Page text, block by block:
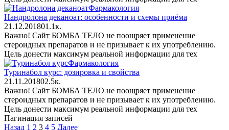
Фармакология
Нандролона деканоат: особенности и схемы приёма
21.12.201801.1к.
Важно! Сайт БОМБА ТЕЛО не поощряет применение
стероидных препаратов и не призывает к их употреблению.
Цель донести максимум реальной информации для тех
Фармакология
Туринабол курс: дозировка и свойства
21.11.201802.5к.
Важно! Сайт БОМБА ТЕЛО не поощряет применение
стероидных препаратов и не призывает к их употреблению.
Цель донести максимум реальной информации для тех
Пагинация записей
Назад 1 2 3 4 5 Далее